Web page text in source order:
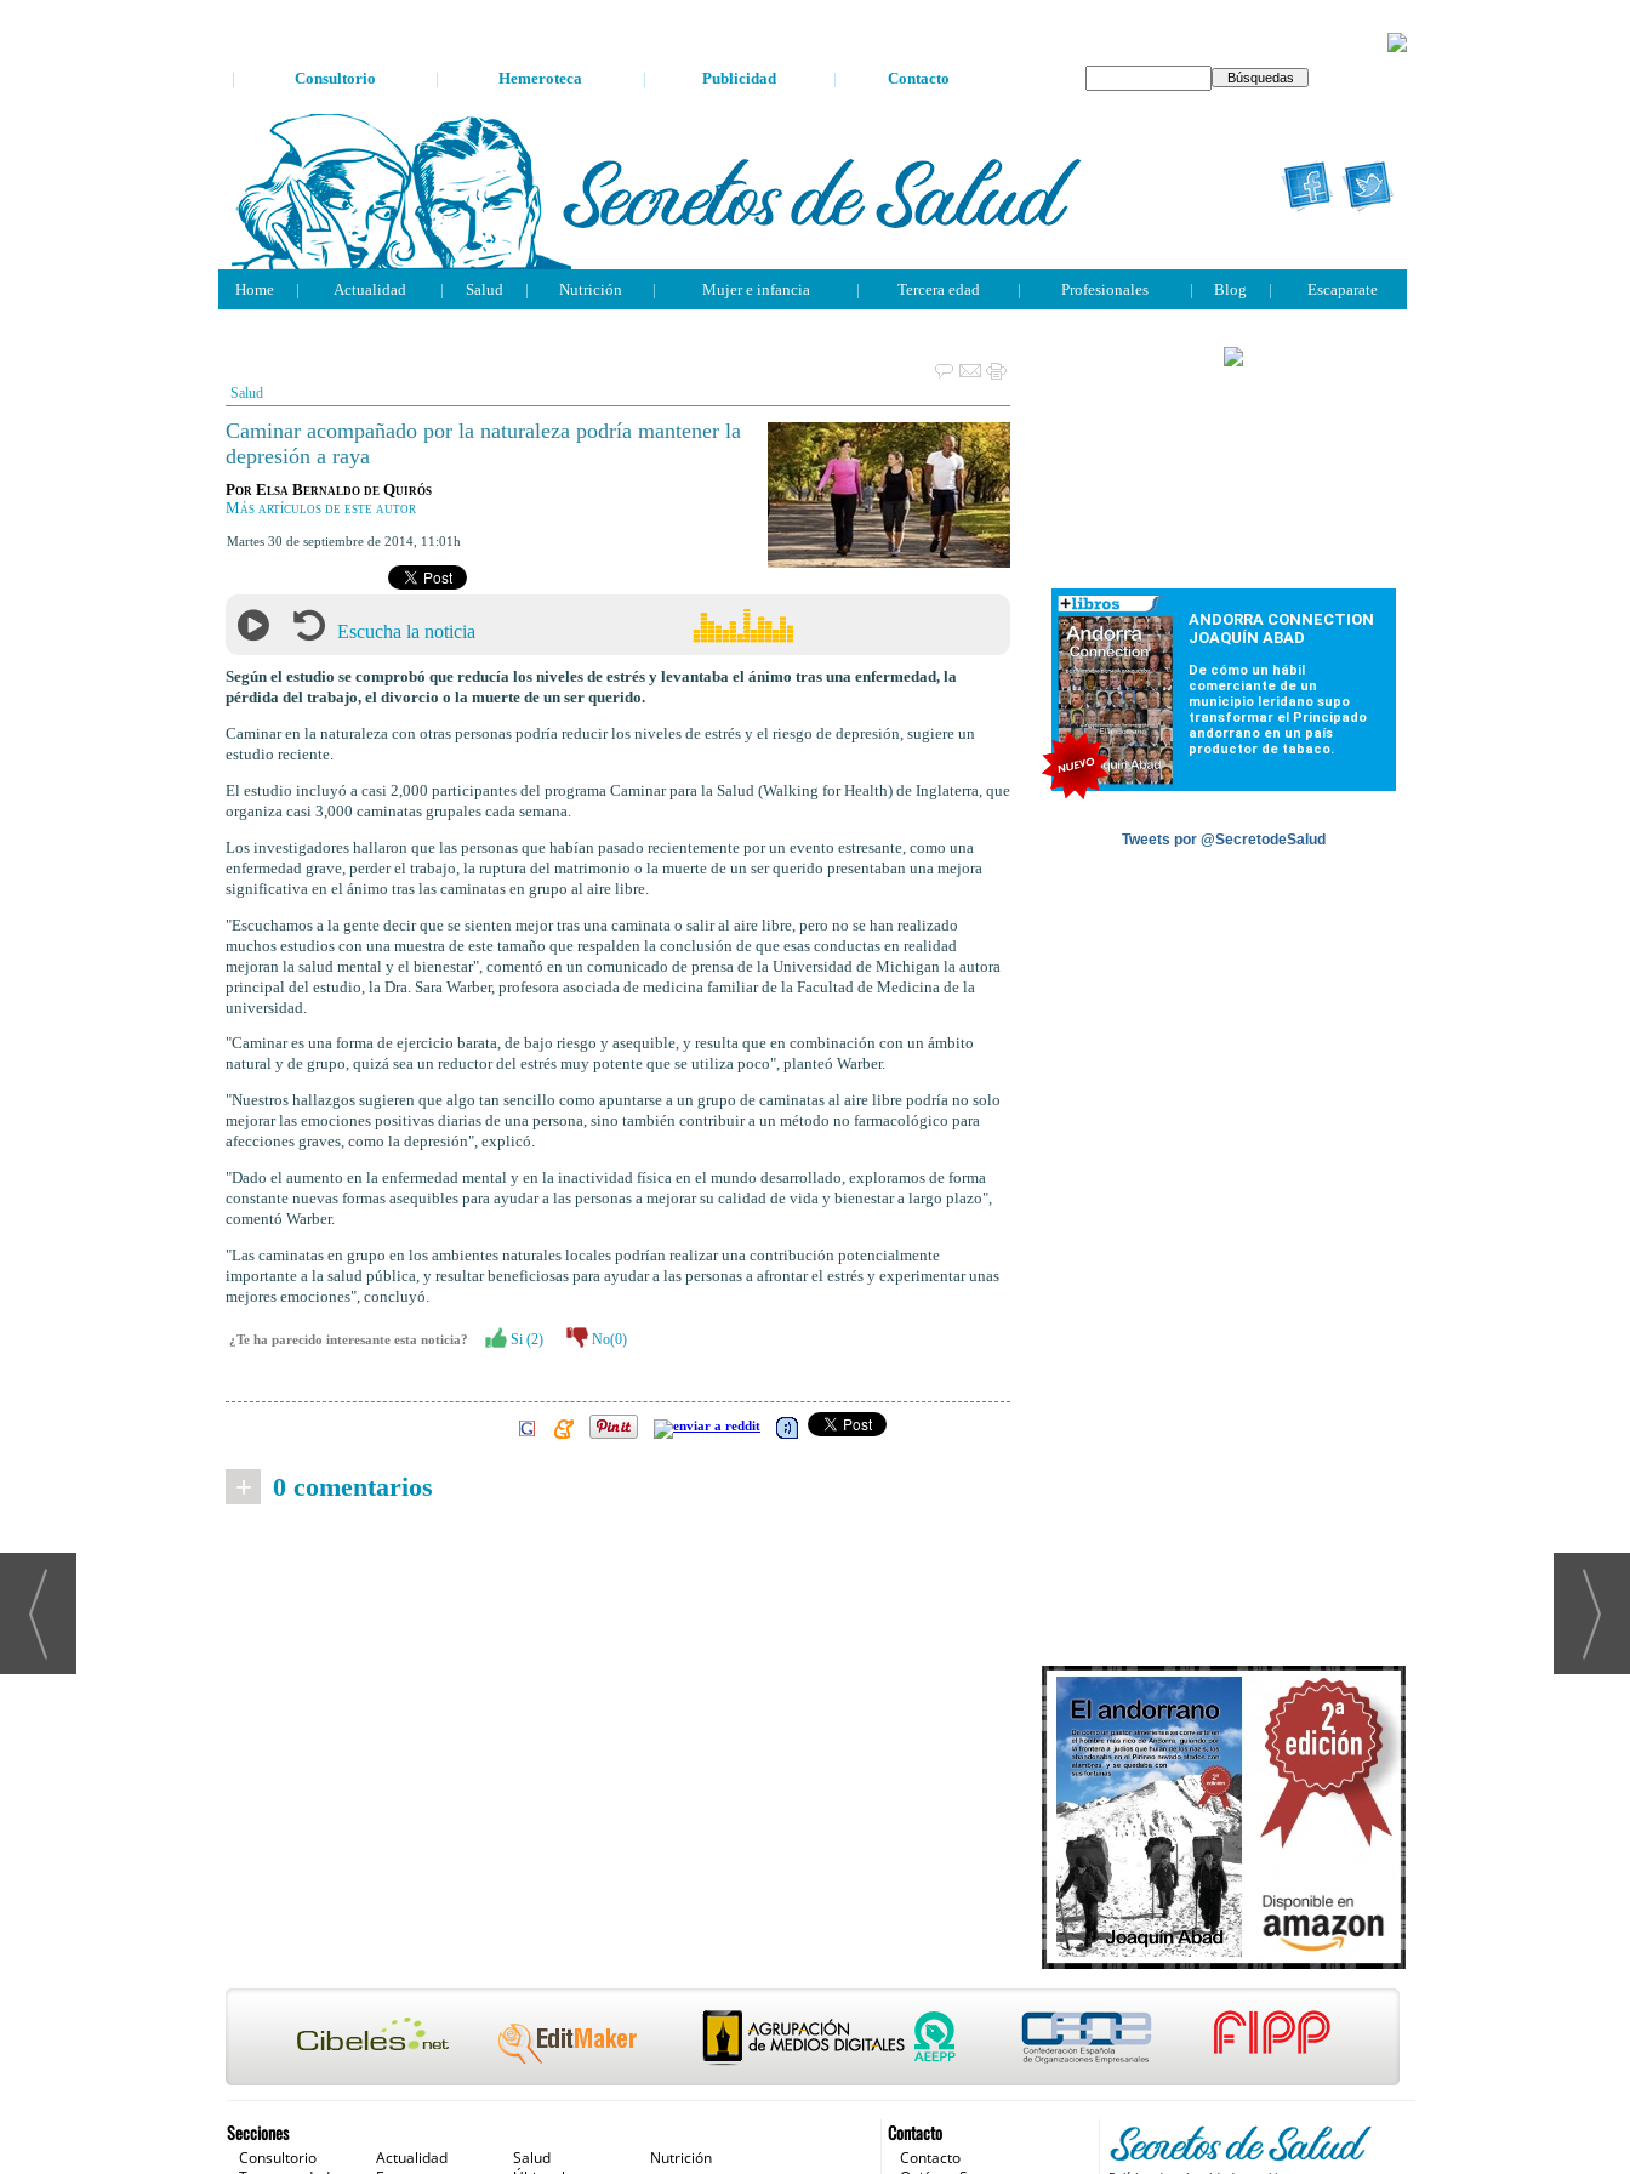
| Consultorio | Hemeroteca | Publicidad | Contacto
Home | Actualidad | Salud | Nutrición | Mujer e infancia | Tercera edad | Profesionales | Blog | Escaparate
Salud
Caminar acompañado por la naturaleza podría mantener la
depresión a raya
Por Elsa Bernaldo de Quirós
Más artículos de este autor
martes 30 de septiembre de 2014 11:01h
Escucha la noticia
Según el estudio se comprobó que reducía los niveles de estrés y levantaba el ánimo tras una enfermedad, la
pérdida del trabajo, el divorcio o la muerte de un ser querido.
Caminar en la naturaleza con otras personas podría reducir los niveles de estrés y el riesgo de depresión, sugiere un
estudio reciente.
El estudio incluyó a casi 2,000 participantes del programa Caminar para la Salud (Walking for Health) de Inglaterra, que
organiza casi 3,000 caminatas grupales cada semana.
Los investigadores hallaron que las personas que habían pasado recientemente por un evento estresante, como una
enfermedad grave, perder el trabajo, la ruptura del matrimonio o la muerte de un ser querido presentaban una mejora
significativa en el ánimo tras las caminatas en grupo al aire libre.
"Escuchamos a la gente decir que se sienten mejor tras una caminata o salir al aire libre, pero no se han realizado
muchos estudios con una muestra de este tamaño que respalden la conclusión de que esas conductas en realidad
mejoran la salud mental y el bienestar", comentó en un comunicado de prensa de la Universidad de Michigan la autora
principal del estudio, la Dra. Sara Warber, profesora asociada de medicina familiar de la Facultad de Medicina de la
universidad.
"Caminar es una forma de ejercicio barata, de bajo riesgo y asequible, y resulta que en combinación con un ámbito
natural y de grupo, quizá sea un reductor del estrés muy potente que se utiliza poco", planteó Warber.
"Nuestros hallazgos sugieren que algo tan sencillo como apuntarse a un grupo de caminatas al aire libre podría no solo
mejorar las emociones positivas diarias de una persona, sino también contribuir a un método no farmacológico para
afecciones graves, como la depresión", explicó.
"Dado el aumento en la enfermedad mental y en la inactividad física en el mundo desarrollado, exploramos de forma
constante nuevas formas asequibles para ayudar a las personas a mejorar su calidad de vida y bienestar a largo plazo",
comentó Warber.
"Las caminatas en grupo en los ambientes naturales locales podrían realizar una contribución potencialmente
importante a la salud pública, y resultar beneficiosas para ayudar a las personas a afrontar el estrés y experimentar unas
mejores emociones", concluyó.
¿Te ha parecido interesante esta noticia? Si (2) No(0)
+ 0 comentarios
Tweets por @SecretodeSalud
Contacto
Contacto
Secciones
Consultorio Actualidad Salud
Nutrición